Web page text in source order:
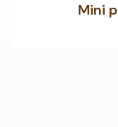
Mini